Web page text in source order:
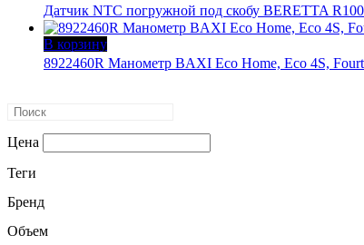
Датчик NTC погружной под скобу BERETTA
В корзину
8922460R Манометр BAXI Eco Home, Eco 4S,
Цена
Теги
Бренд
Объем